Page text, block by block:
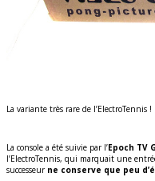
La variante très rare de l’ElectroTennis !
La console a été suivie par l’Epoch TV
l’ElectroTennis, qui marquait une
successeur ne conserve que peu